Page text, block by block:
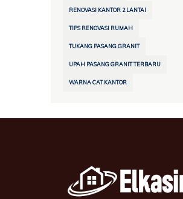
RENOVASI KANTOR 2 LANTAI
TIPS RENOVASI RUMAH
TUKANG PASANG GRANIT
UPAH PASANG GRANIT TERBARU
WARNA CAT KANTOR